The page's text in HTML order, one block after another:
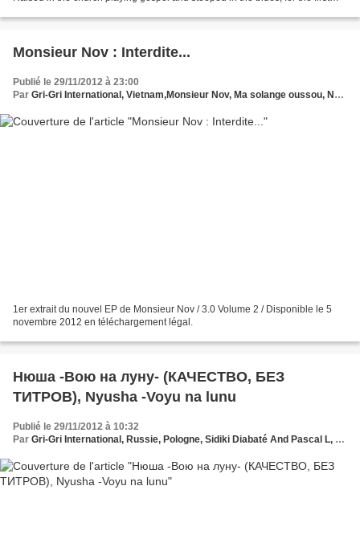
Monsieur Nov : Interdite...
Publié le 29/11/2012 à 23:00
Par Gri-Gri International, Vietnam,Monsieur Nov, Ma solange oussou, New York, Blues, France, Love Paris, Music, Afrique, Sony, Hollywood, Europe
1er extrait du nouvel EP de Monsieur Nov / 3.0 Volume 2 / Disponible le 5
novembre 2012 en téléchargement légal.
‪Нюша -Вою на луну- (КАЧЕСТВО, БЕЗ
Publié le 29/11/2012 à 10:32
Par Gri-Gri International, Russie, Pologne, Sidiki Diabaté And Pascal L, Ma solange oussou, New York, Blues, France, Love Paris, Music, Afrique, Sony, Hollywood, Europe